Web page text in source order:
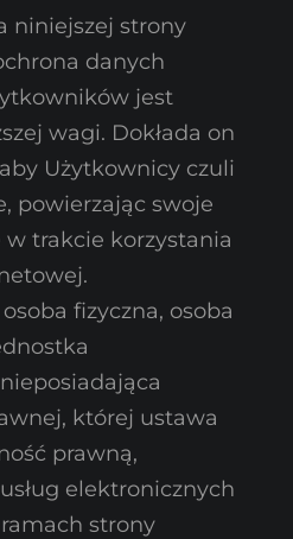
niniejszej strony
danych
jest
wagi. Dokłada on
Użytkownicy czuli
powierzając swoje
trakcie korzystania
fizyczna, osoba
której ustawa
prawną,
elektronicznych
strony